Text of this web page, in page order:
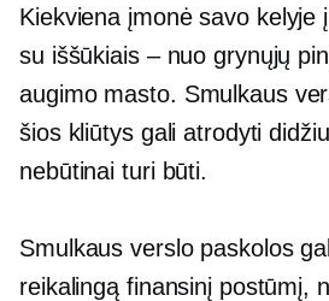
Kiekviena įmonė savo kelyje
su iššūkiais – nuo ​​grynųjų
augimo masto. Smulkaus
šios kliūtys gali atrodyti
nebūtinai turi būti.
Smulkaus verslo paskolos
reikalingą finansinį postūmį,